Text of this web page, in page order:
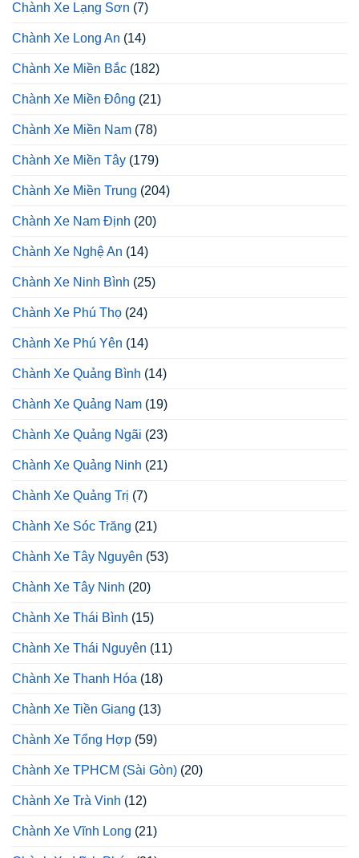
Chành Xe Lạng Sơn (7)
Chành Xe Long An (14)
Chành Xe Miền Bắc (182)
Chành Xe Miền Đông (21)
Chành Xe Miền Nam (78)
Chành Xe Miền Tây (179)
Chành Xe Miền Trung (204)
Chành Xe Nam Định (20)
Chành Xe Nghệ An (14)
Chành Xe Ninh Bình (25)
Chành Xe Phú Thọ (24)
Chành Xe Phú Yên (14)
Chành Xe Quảng Bình (14)
Chành Xe Quảng Nam (19)
Chành Xe Quảng Ngãi (23)
Chành Xe Quảng Ninh (21)
Chành Xe Quảng Trị (7)
Chành Xe Sóc Trăng (21)
Chành Xe Tây Nguyên (53)
Chành Xe Tây Ninh (20)
Chành Xe Thái Bình (15)
Chành Xe Thái Nguyên (11)
Chành Xe Thanh Hóa (18)
Chành Xe Tiền Giang (13)
Chành Xe Tổng Hợp (59)
Chành Xe TPHCM (Sài Gòn) (20)
Chành Xe Trà Vinh (12)
Chành Xe Vĩnh Long (21)